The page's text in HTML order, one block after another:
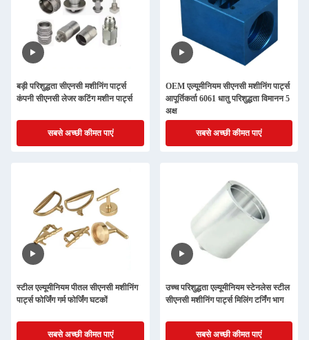
बड़ी परिशुद्धता सीएनसी मशीनिंग पार्ट्स
कंपनी सीएनसी लेजर कटिंग मशीन पार्ट्स
सबसे अच्छी कीमत पाएं
OEM एल्यूमीनियम सीएनसी मशीनिंग पार्ट्स
आपूर्तिकर्ता 6061 धातु परिशुद्धता विमानन 5
अक्ष
सबसे अच्छी कीमत पाएं
स्टील एल्यूमीनियम पीतल सीएनसी मशीनिंग
पार्ट्स फोर्जिंग गर्म फोर्जिंग घटकों
सबसे अच्छी कीमत पाएं
उच्च परिशुद्धता एल्यूमीनियम स्टेनलेस स्टील
सीएनसी मशीनिंग पार्ट्स मिलिंग टर्निंग भाग
सबसे अच्छी कीमत पाएं